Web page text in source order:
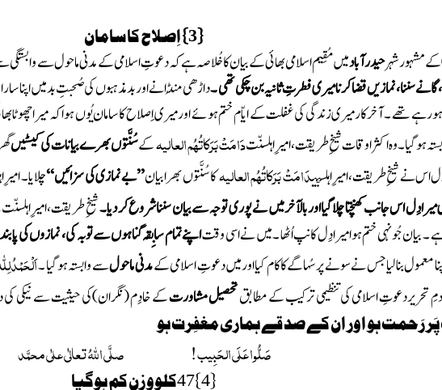
{
3
}اِصلاح کاسامان
کے مشہورشہرحیدرآبادمیں مُقِیم اسلامی بھائی کے بیان کاخُلاصہ ہے کہ دعوتِ اسلامی کے مدنی ماحول سے وابستگی
گانے سننا، نمازیں قضاکرنامیری فطرتِ ثانیہ بن چکی تھی ۔داڑھی مُنڈانے اور بدمذہبوں کی صُحبتِ بد میں
تھے ۔ آخرکارمیری زندگی کی غفلت کے ایاّم ختم ہوئے اورمیری اِصلاح کاسامان یُوں ہواکہ
ہوگیا ۔ وہ اکثراوقات شیخِ طریقت ، امیرِاہلسنّتدَامَتْ بَرَکاتُہُم العالیہکےسُنَّتوں بھرے بیانات کی کیسٹیں
نے شیخِ طریقت، امیرِاہلسنّتدَامَتْ بَرَکاتُہُم العالیہکا سُنَّتوں بھرابیان’’بے نمازی کی سزائیں ‘‘چلایا ۔
اس جانب کھنچتا چلاگیااور بالآخرمیں نے پوری توجہ سے بیان سنناشروع کر دیا ۔شیخِ طریقت، امیرِاہلسنّت
بیان جُونہی ختم ہوامیرادِل کانپ اُٹھا ۔ میں نے اسی وقتاپنے تمام سابِقہ گناہوں سے توبہ کی ، نمازوں کی
معمول بنالیاجس نے سونے پرسُہاگے کاکام کیااورمیں دعوتِ اسلامی کےمدنی ماحولسے وابستہ ہوگیا ۔
تحریردعوتِ اسلامی کی تنظیمی ترکیب کے مطابقتحصیل مشاورتکے خادِم(نگران)کی حیثیت سے نیکی
رَحمت ہو اور ان کے صد قے ہماری مغفِرت ہو
صَلُّوا عَلَی الحَبِیب ! صلَّی اللّٰہُ تعالٰی علٰی محمَّد
{
4
}
47کلووزن کم ہوگیا